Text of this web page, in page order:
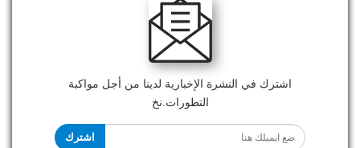
اشترك في النشرة الإخبارية لدينا من أجل مواكبة
التطورات.نخ
اشترك